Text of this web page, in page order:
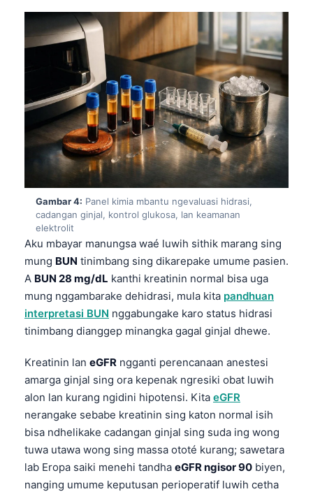
Gambar 4: Panel kimia mbantu ngevaluasi hidrasi,
cadangan ginjal, kontrol glukosa, lan keamanan
elektrolit
Aku mbayar manungsa waé luwih sithik marang sing
mung BUN tinimbang sing dikarepake umume pasien.
A BUN 28 mg/dL kanthi kreatinin normal bisa uga
mung nggambarake dehidrasi, mula kita pandhuan
interpretasi BUN nggabungake karo status hidrasi
tinimbang dianggep minangka gagal ginjal dhewe.
Kreatinin lan eGFR ngganti perencanaan anestesi
amarga ginjal sing ora kepenak ngresiki obat luwih
alon lan kurang ngidini hipotensi. Kita eGFR
nerangake sebabe kreatinin sing katon normal isih
bisa ndhelikake cadangan ginjal sing suda ing wong
tuwa utawa wong sing massa ototé kurang; sawetara
lab Eropa saiki menehi tandha eGFR ngisor 90 biyen,
nanging umume keputusan perioperatif luwih cetha